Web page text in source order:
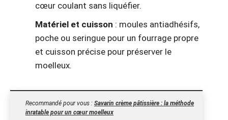
cœur coulant sans liquéfier.
Matériel et cuisson : moules antiadhésifs,
poche ou seringue pour un fourrage propre
et cuisson précise pour préserver le
moelleux.
Recommandé pour vous : Savarin crème pâtissière : la méthode
inratable pour un cœur moelleux